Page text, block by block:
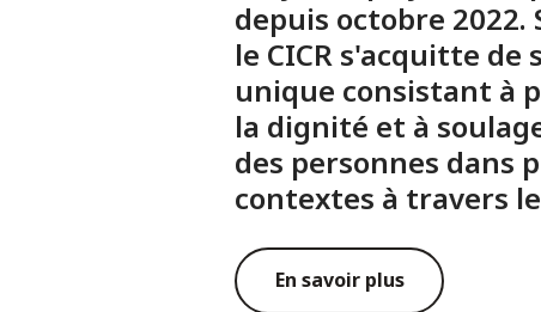
depuis octobre 2022.
le CICR s'acquitte de
unique consistant à
la dignité et à
des personnes dans
contextes à travers
En savoir plus